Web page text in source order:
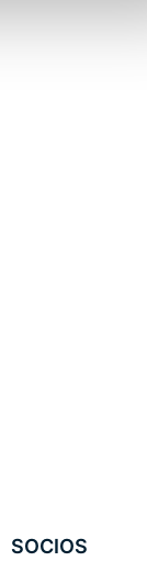
SOCIOS